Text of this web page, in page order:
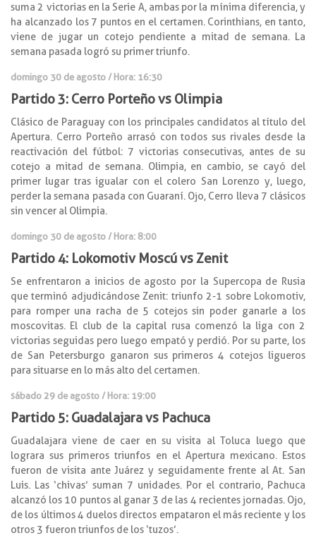
suma 2 victorias en la Serie A, ambas por la mínima diferencia, y
ha alcanzado los 7 puntos en el certamen. Corinthians, en tanto,
viene de jugar un cotejo pendiente a mitad de semana. La
semana pasada logró su primer triunfo.
domingo 30 de agosto / Hora: 16:30
Partido 3: Cerro Porteño vs Olimpia
Clásico de Paraguay con los principales candidatos al título del
Apertura. Cerro Porteño arrasó con todos sus rivales desde la
reactivación del fútbol: 7 victorias consecutivas, antes de su
cotejo a mitad de semana. Olimpia, en cambio, se cayó del
primer lugar tras igualar con el colero San Lorenzo y, luego,
perder la semana pasada con Guaraní. Ojo, Cerro lleva 7 clásicos
sin vencer al Olimpia.
domingo 30 de agosto / Hora: 8:00
Partido 4: Lokomotiv Moscú vs Zenit
Se enfrentaron a inicios de agosto por la Supercopa de Rusia
que terminó adjudicándose Zenit: triunfo 2-1 sobre Lokomotiv,
para romper una racha de 5 cotejos sin poder ganarle a los
moscovitas. El club de la capital rusa comenzó la liga con 2
victorias seguidas pero luego empató y perdió. Por su parte, los
de San Petersburgo ganaron sus primeros 4 cotejos ligueros
para situarse en lo más alto del certamen.
sábado 29 de agosto / Hora: 19:00
Partido 5: Guadalajara vs Pachuca
Guadalajara viene de caer en su visita al Toluca luego que
lograra sus primeros triunfos en el Apertura mexicano. Estos
fueron de visita ante Juárez y seguidamente frente al At. San
Luis. Las ‘chivas’ suman 7 unidades. Por el contrario, Pachuca
alcanzó los 10 puntos al ganar 3 de las 4 recientes jornadas. Ojo,
de los últimos 4 duelos directos empataron el más reciente y los
otros 3 fueron triunfos de los ‘tuzos’.